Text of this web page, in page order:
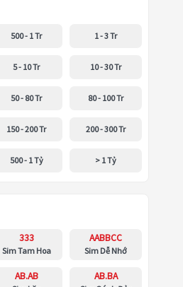
500 - 1 Tr 1 - 3 Tr
5 - 10 Tr 10 - 30 Tr
50 - 80 Tr 80 - 100 Tr
150 - 200 Tr 200 - 300 Tr
500 - 1 Tỷ > 1 Tỷ
333
Sim Tam Hoa
AABBCC
Sim Dễ Nhớ
AB.AB AB.BA